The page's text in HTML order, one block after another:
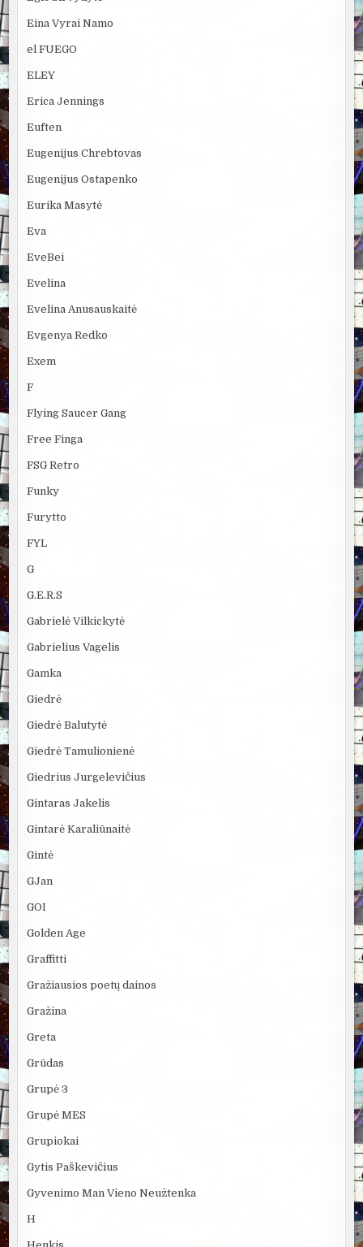
Eina Vyrai Namo
el FUEGO
ELEY
Erica Jennings
Euften
Eugenijus Chrebtovas
Eugenijus Ostapenko
Eurika Masytė
Eva
EveBei
Evelina
Evelina Anusauskaitė
Evgenya Redko
Exem
F
Flying Saucer Gang
Free Finga
FSG Retro
Funky
Furytto
FYL
G
G.E.R.S
Gabrielė Vilkickytė
Gabrielius Vagelis
Gamka
Giedrė
Giedrė Balutytė
Giedrė Tamulionienė
Giedrius Jurgelevičius
Gintaras Jakelis
Gintarė Karaliūnaitė
Gintė
GJan
GOI
Golden Age
Graffitti
Gražiausios poetų dainos
Gražina
Greta
Grūdas
Grupė 3
Grupė MES
Grupiokai
Gytis Paškevičius
Gyvenimo Man Vieno Neužtenka
H